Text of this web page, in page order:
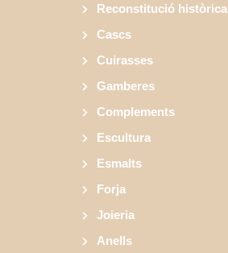
Reconstitució històrica
Cascs
Cuirasses
Gamberes
Complements
Escultura
Esmalts
Forja
Joieria
Anells